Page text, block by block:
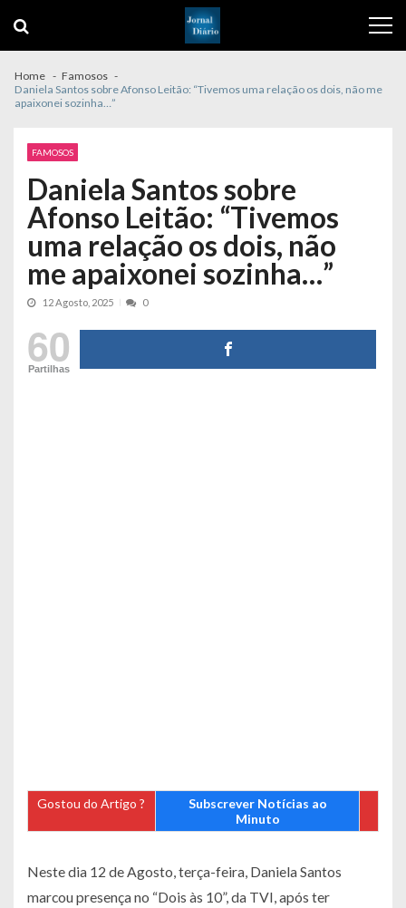
navigation
content
Home
Famosos
Daniela Santos sobre Afonso Leitão: “Tivemos uma relação os dois, não me
apaixonei sozinha…”
FAMOSOS
Daniela Santos sobre
Afonso Leitão: “Tivemos
uma relação os dois, não
me apaixonei sozinha…”
12 Agosto, 2025 0
60
Partilhas
Gostou do Artigo ?
Subscrever Notícias ao
Minuto
Neste dia 12 de Agosto, terça-feira, Daniela Santos
marcou presença no “Dois às 10”, da TVI, após ter